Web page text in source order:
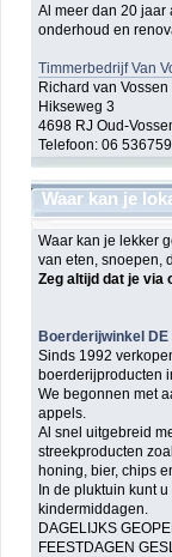
Al meer dan 20 jaar
onderhoud en
Timmerbedrijf Van
Richard van Vossen
Hikseweg 3
4698 RJ Oud-
Telefoon: 06
Waar kan je
Vossemeer ?
Waar kan je lekker
van eten, snoepen,
Zeg altijd dat je via
Boerderijwinkel DE
Sinds 1992
boerderijproducten
We begonnen met
appels.
Al snel uitgebreid
streekproducten
honing, bier, chips
In de pluktuin kunt
kindermiddagen.
DAGELIJKS
FEESTDAGEN